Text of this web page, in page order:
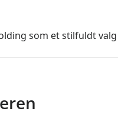
som et stilfuldt valg